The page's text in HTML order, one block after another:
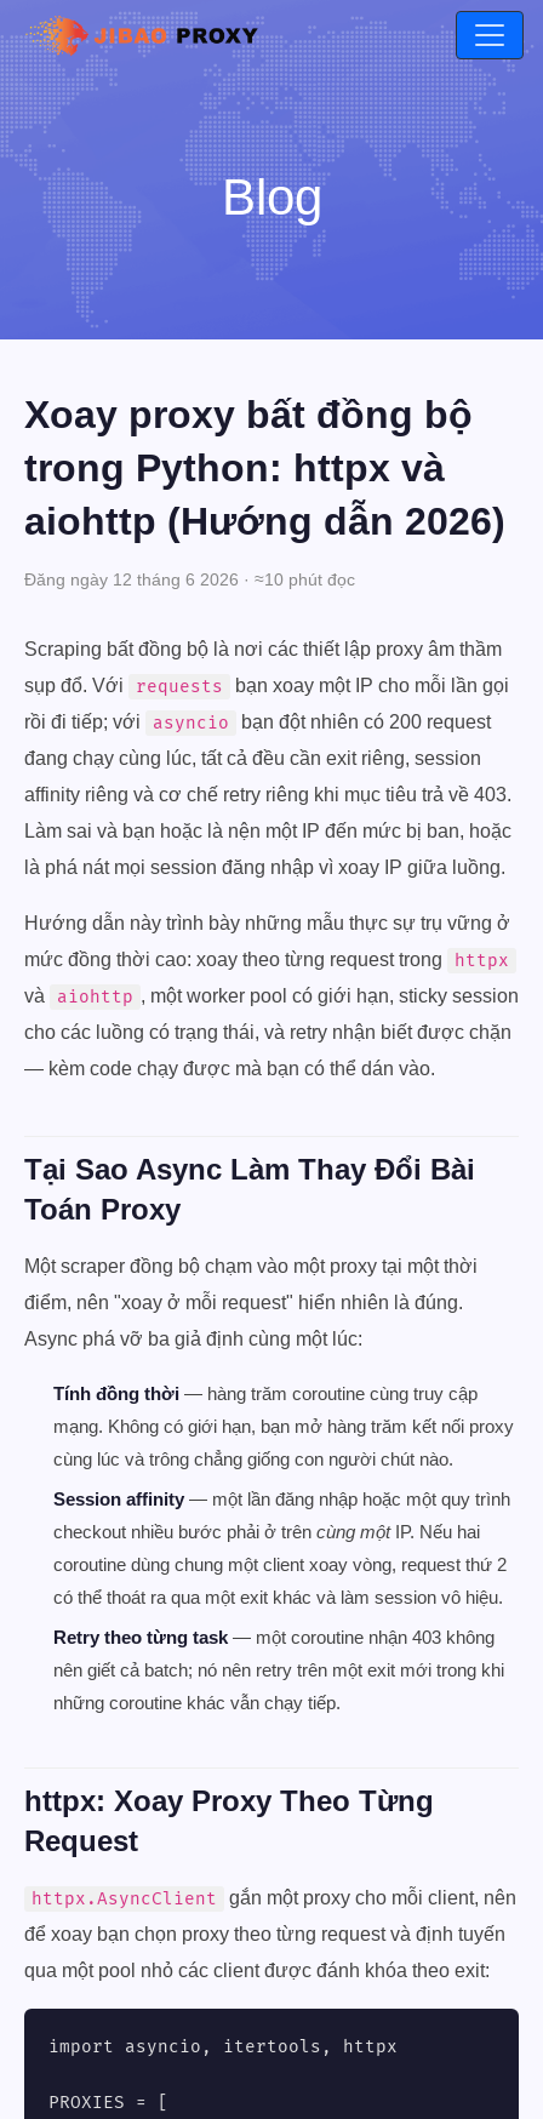
Blog
Xoay proxy bất đồng bộ
trong Python: httpx và
aiohttp (Hướng dẫn 2026)
Đăng ngày 12 tháng 6 2026 · ≈10 phút đọc
Scraping bất đồng bộ là nơi các thiết lập proxy âm thầm
sụp đổ. Với
requests
bạn xoay một IP cho mỗi lần gọi
rồi đi tiếp; với
asyncio
bạn đột nhiên có 200 request
đang chạy cùng lúc, tất cả đều cần exit riêng, session
affinity riêng và cơ chế retry riêng khi mục tiêu trả về 403.
Làm sai và bạn hoặc là nện một IP đến mức bị ban, hoặc
là phá nát mọi session đăng nhập vì xoay IP giữa luồng.
Hướng dẫn này trình bày những mẫu thực sự trụ vững ở
mức đồng thời cao: xoay theo từng request trong
httpx
và
aiohttp , một worker pool có giới hạn, sticky session
cho các luồng có trạng thái, và retry nhận biết được chặn
— kèm code chạy được mà bạn có thể dán vào.
Tại Sao Async Làm Thay Đổi Bài
Toán Proxy
Một scraper đồng bộ chạm vào một proxy tại một thời
điểm, nên "xoay ở mỗi request" hiển nhiên là đúng.
Async phá vỡ ba giả định cùng một lúc:
Tính đồng thời — hàng trăm coroutine cùng truy cập
mạng. Không có giới hạn, bạn mở hàng trăm kết nối proxy
cùng lúc và trông chẳng giống con người chút nào.
Session affinity — một lần đăng nhập hoặc một quy trình
checkout nhiều bước phải ở trên cùng mộtIP. Nếu hai
coroutine dùng chung một client xoay vòng, request thứ 2
có thể thoát ra qua một exit khác và làm session vô hiệu.
Retry theo từng task — một coroutine nhận 403 không
nên giết cả batch; nó nên retry trên một exit mới trong khi
những coroutine khác vẫn chạy tiếp.
httpx: Xoay Proxy Theo Từng
Request
httpx.AsyncClient
gắn một proxy cho mỗi client, nên
để xoay bạn chọn proxy theo từng request và định tuyến
qua một pool nhỏ các client được đánh khóa theo exit:
import asyncio, itertools, httpx
PROXIES = [